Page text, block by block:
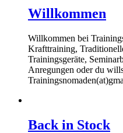
Willkommen
Willkommen bei
Krafttraining,
Trainingsgeräte,
Anregungen oder du
Back in Stock